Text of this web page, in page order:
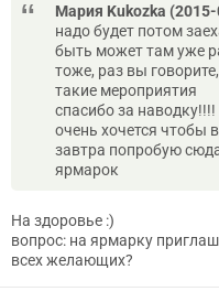
Мария Kukozka
надо будет потом
быть может там уже
тоже, раз вы
такие мероприятия
спасибо за наводку!!!!
очень хочется чтобы
завтра попробую
ярмарок
На здоровье :)
вопрос: на ярмарку
всех желающих?